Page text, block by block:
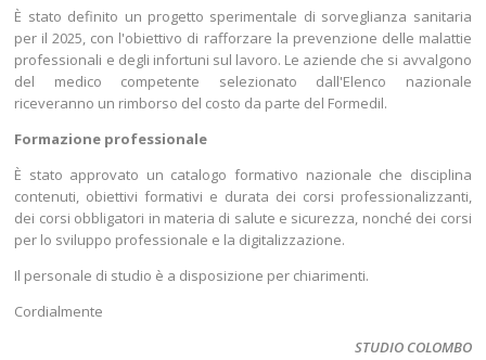
È stato definito un progetto sperimentale di sorveglianza sanitaria
per il 2025, con l'obiettivo di rafforzare la prevenzione delle malattie
professionali e degli infortuni sul lavoro. Le aziende che si avvalgono
del medico competente selezionato dall'Elenco nazionale
riceveranno un rimborso del costo da parte del Formedil.
Formazione professionale
È stato approvato un catalogo formativo nazionale che disciplina
contenuti, obiettivi formativi e durata dei corsi professionalizzanti,
dei corsi obbligatori in materia di salute e sicurezza, nonché dei corsi
per lo sviluppo professionale e la digitalizzazione.
Il personale di studio è a disposizione per chiarimenti.
Cordialmente
STUDIO COLOMBO